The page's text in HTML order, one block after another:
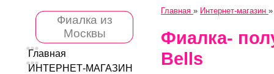
Фиалка из
Москвы
Главная
ИНТЕРНЕТ-МАГАЗИН
Главная » Интернет-магазин
Фиалка-
Bells